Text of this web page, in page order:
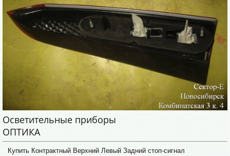
Осветительные приборы
ОПТИКА
Купить Контрактный Верхний Левый Задний стоп-сигнал